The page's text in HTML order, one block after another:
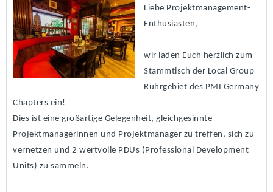
Liebe Projektmanagement-
Enthusiasten,
wir laden Euch herzlich zum
Stammtisch der Local Group
Ruhrgebiet des PMI Germany
Chapters ein!
Dies ist eine großartige Gelegenheit, gleichgesinnte
Projektmanagerinnen und Projektmanager zu treffen, sich zu
vernetzen und 2 wertvolle PDUs (Professional Development
Units) zu sammeln.